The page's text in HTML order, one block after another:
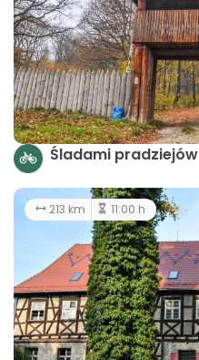
Śladami pradziejów
213 km 11:00 h